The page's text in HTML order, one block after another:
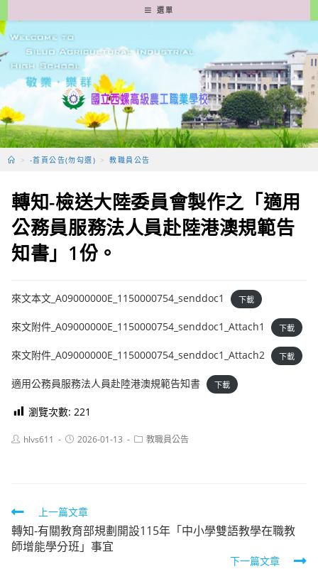
轉
至
要
容
選單
> -首頁公告(勿勾選) > 教職員公告
轉知-檢送大陸委員會製作之「適用
公務員服務法人員赴陸港澳規範告
知書」1份。
來文本文_A09000000E_1150000754_senddoc1 下載
來文附件_A09000000E_1150000754_senddoc1_Attach1 下載
來文附件_A09000000E_1150000754_senddoc1_Attach2 下載
適用公務員服務法人員赴陸港澳規範告知書 下載
瀏覽次數: 221
Posthlvs611
Post2026-01-13
Post教職員公告
Read
more
articles
上一篇文章
轉知-有關教育部規劃開設115年「中小學雙語教學在職教
師增能學分班」事宜
下一篇文章